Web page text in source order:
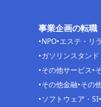
事業企画の転職
NPO エステ・リ
ガソリンスタン
その他サービス
その他金融 その
ソフトウェア・SI